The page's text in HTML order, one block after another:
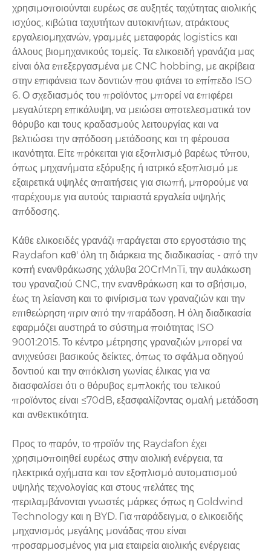
χρησιμοποιούνται ευρέως σε αυξητές ταχύτητας αιολικής
ισχύος, κιβώτια ταχυτήτων αυτοκινήτων, ατράκτους
εργαλειομηχανών, γραμμές μεταφοράς logistics και
άλλους βιομηχανικούς τομείς. Τα ελικοειδή γρανάζια μας
είναι όλα επεξεργασμένα με CNC hobbing, με ακρίβεια
στην επιφάνεια των δοντιών που φτάνει το επίπεδο ISO
6. Ο σχεδιασμός του προϊόντος μπορεί να επιφέρει
μεγαλύτερη επικάλυψη, να μειώσει αποτελεσματικά τον
θόρυβο και τους κραδασμούς λειτουργίας και να
βελτιώσει την απόδοση μετάδοσης και τη φέρουσα
ικανότητα. Είτε πρόκειται για εξοπλισμό βαρέως τύπου,
όπως μηχανήματα εξόρυξης ή ιατρικό εξοπλισμό με
εξαιρετικά υψηλές απαιτήσεις για σιωπή, μπορούμε να
παρέχουμε για αυτούς ταιριαστά εργαλεία υψηλής
απόδοσης.
Κάθε ελικοειδές γρανάζι παράγεται στο εργοστάσιο της
Raydafon καθ' όλη τη διάρκεια της διαδικασίας - από την
κοπή ενανθράκωσης χάλυβα 20CrMnTi, την αυλάκωση
του γραναζιού CNC, την ενανθράκωση και το σβήσιμο,
έως τη λείανση και το φινίρισμα των γραναζιών και την
επιθεώρηση πριν από την παράδοση. Η όλη διαδικασία
εφαρμόζει αυστηρά το σύστημα ποιότητας ISO
9001:2015. Το κέντρο μέτρησης γραναζιών μπορεί να
ανιχνεύσει βασικούς δείκτες, όπως το σφάλμα οδηγού
δοντιού και την απόκλιση γωνίας έλικας για να
διασφαλίσει ότι ο θόρυβος εμπλοκής του τελικού
προϊόντος είναι ≤70dB, εξασφαλίζοντας ομαλή μετάδοση
και ανθεκτικότητα.
Προς το παρόν, το προϊόν της Raydafon έχει
χρησιμοποιηθεί ευρέως στην αιολική ενέργεια, τα
ηλεκτρικά οχήματα και τον εξοπλισμό αυτοματισμού
υψηλής τεχνολογίας και στους πελάτες της
περιλαμβάνονται γνωστές μάρκες όπως η Goldwind
Technology και η BYD. Για παράδειγμα, ο ελικοειδής
μηχανισμός μεγάλης μονάδας που είναι
προσαρμοσμένος για μια εταιρεία αιολικής ενέργειας